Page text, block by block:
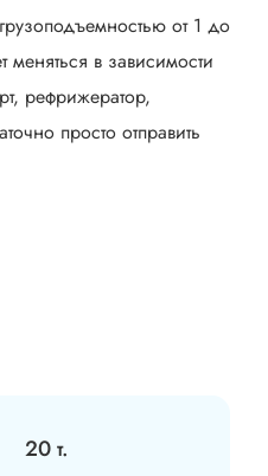
от 1 до
в зависимости
рефрижератор,
просто отправить
20 т.